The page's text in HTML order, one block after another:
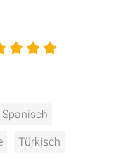
Spanisch
Türkisch